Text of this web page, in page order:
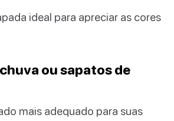
ideal para apreciar as cores
ou sapatos de
mais adequado para suas